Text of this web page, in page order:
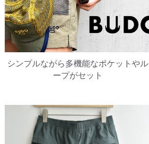
シンプルながら多機能なポケットやル
ープがセット